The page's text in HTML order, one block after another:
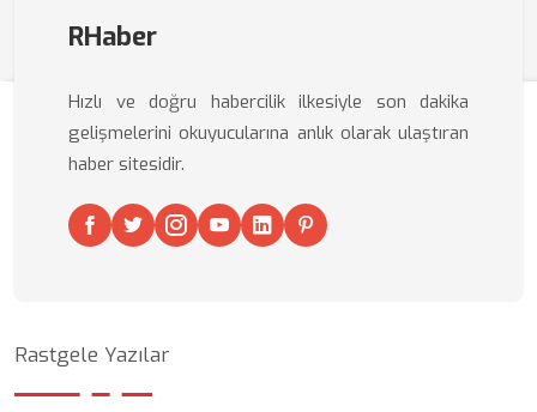
RHaber
Hızlı ve doğru habercilik ilkesiyle son dakika
gelişmelerini okuyucularına anlık olarak ulaştıran
haber sitesidir.
Rastgele Yazılar